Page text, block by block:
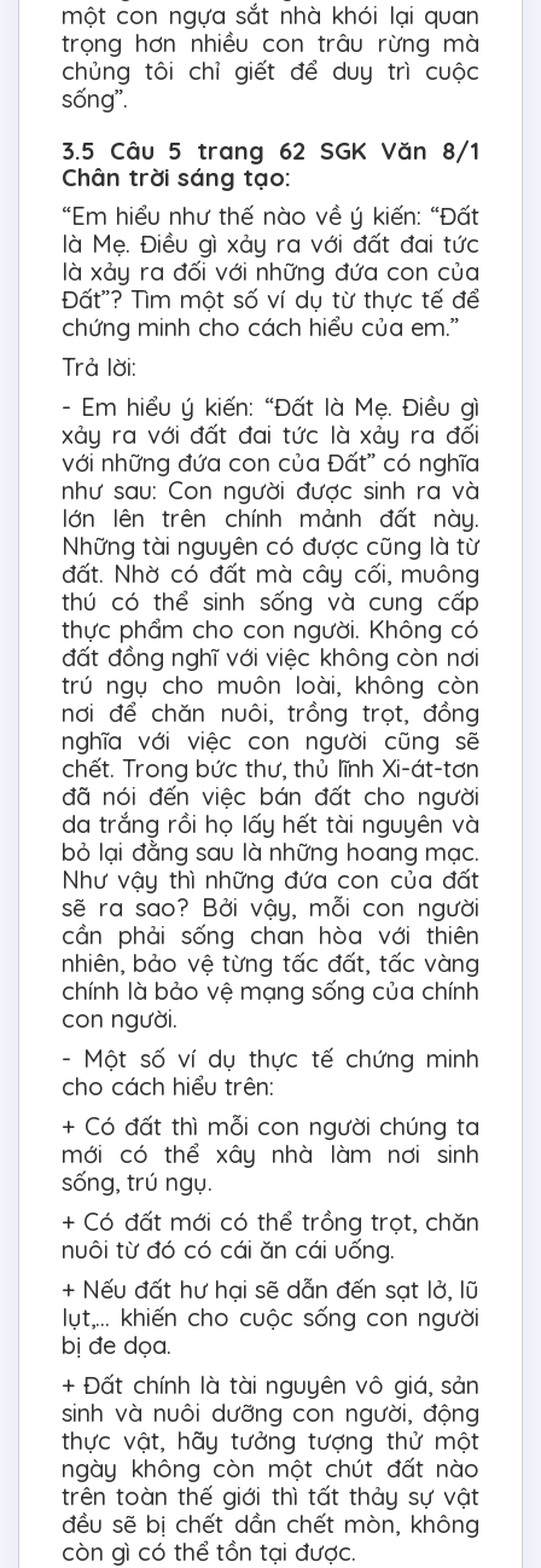
một con ngựa sắt nhà khói lại quan
trọng hơn nhiều con trâu rừng mà
chủng tôi chỉ giết để duy trì cuộc
sống”.
3.5 Câu 5 trang 62 SGK Văn 8/1
Chân trời sáng tạo:
“Em hiểu như thế nào về ý kiến: “Đất
là Mẹ. Điều gì xảy ra với đất đai tức
là xảy ra đối với những đứa con của
Đất”? Tìm một số ví dụ từ thực tế để
chứng minh cho cách hiểu của em.”
Trả lời:
- Em hiểu ý kiến: “Đất là Mẹ. Điều gì
xảy ra với đất đai tức là xảy ra đối
với những đứa con của Đất” có nghĩa
như sau: Con người được sinh ra và
lớn lên trên chính mảnh đất này.
Những tài nguyên có được cũng là từ
đất. Nhờ có đất mà cây cối, muông
thú có thể sinh sống và cung cấp
thực phẩm cho con người. Không có
đất đồng nghĩ với việc không còn nơi
trú ngụ cho muôn loài, không còn
nơi để chăn nuôi, trồng trọt, đồng
nghĩa với việc con người cũng sẽ
chết. Trong bức thư, thủ lĩnh Xi-át-tơn
đã nói đến việc bán đất cho người
da trắng rồi họ lấy hết tài nguyên và
bỏ lại đằng sau là những hoang mạc.
Như vậy thì những đứa con của đất
sẽ ra sao? Bởi vậy, mỗi con người
cần phải sống chan hòa với thiên
nhiên, bảo vệ từng tấc đất, tấc vàng
chính là bảo vệ mạng sống của chính
con người.
- Một số ví dụ thực tế chứng minh
cho cách hiểu trên:
+ Có đất thì mỗi con người chúng ta
mới có thể xây nhà làm nơi sinh
sống, trú ngụ.
+ Có đất mới có thể trồng trọt, chăn
nuôi từ đó có cái ăn cái uống.
+ Nếu đất hư hại sẽ dẫn đến sạt lở, lũ
lụt,… khiến cho cuộc sống con người
bị đe dọa.
+ Đất chính là tài nguyên vô giá, sản
sinh và nuôi dưỡng con người, động
thực vật, hãy tưởng tượng thử một
ngày không còn một chút đất nào
trên toàn thế giới thì tất thảy sự vật
đều sẽ bị chết dần chết mòn, không
còn gì có thể tồn tại được.